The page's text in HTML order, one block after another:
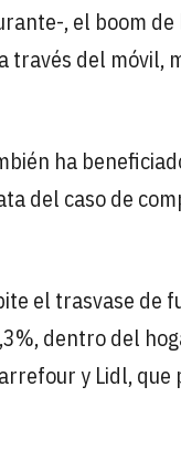
, el boom
del móvil,
ha
del caso de
el trasvase de
dentro del
y Lidl,